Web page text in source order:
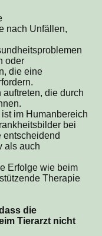
nach Unfällen,
oder
die eine
die durch
im Humanbereich
bei
entscheidend
als auch
Erfolge wie beim
Therapie
die
Tierarzt nicht